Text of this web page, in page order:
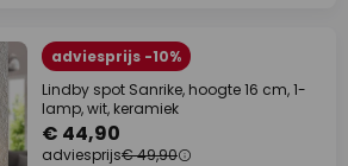
adviesprijs -10%
Lindby spot Sanrike, hoogte 16 cm, 1-
lamp, wit, keramiek
€ 44,90
adviesprijs€ 49,90